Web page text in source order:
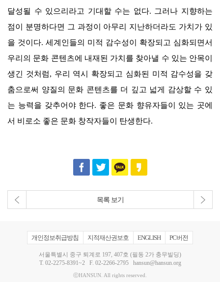
달성될 수 있으리라고 기대할 수는 없다. 그러나 지향하는
점이 분명하다면 그 과정이 아무리 지난하더라도 가치가 있
을 것이다. 세계인들의 미적 감수성이 확장되고 심화되면서
우리의 문화 콘텐츠에 내재된 가치를 찾아낼 수 있는 안목이
생긴 것처럼, 우리 역시 확장되고 심화된 미적 감수성을 갖
춤으로써 양질의 문화 콘텐츠를 더 깊고 넓게 감상할 수 있
는 능력을 갖추어야 한다. 좋은 문화 향유자들이 있는 곳에
서 비로소 좋은 문화 창작자들이 탄생한다.
목록 보기
개인정보취급방침 지적재산권보호 ENGLISH PC버전
서울특별시 중구 퇴계로 197, 407호 (필동 2가 충무빌딩)
T. 02-2275-8391~2F. 02-2266-2795 hansun@hansun.org
ⓒHANSUN. All rights reserved.